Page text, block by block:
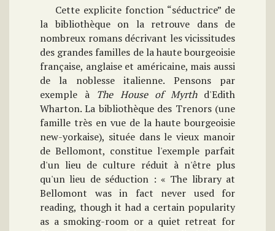
Cette explicite fonction “séductrice” de
la bibliothèque on la retrouve dans de
nombreux romans décrivant les vicissitudes
des grandes familles de la haute bourgeoisie
française, anglaise et américaine, mais aussi
de la noblesse italienne. Pensons par
exemple à The House of Myrthd'Edith
Wharton. La bibliothèque des Trenors (une
famille très en vue de la haute bourgeoisie
new-yorkaise), située dans le vieux manoir
de Bellomont, constitue l'exemple parfait
d'un lieu de culture réduit à n'être plus
qu'un lieu de séduction : « The library at
Bellomont was in fact never used for
reading, though it had a certain popularity
as a smoking-room or a quiet retreat for